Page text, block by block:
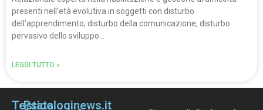
presenti nellʼetà evolutiva in soggetti con disturbo
dellʼapprendimento, disturbo della comunicazione, disturbo
pervasivo dello sviluppo…
LEGGI TUTTO »
Testata
Psicologinews.it